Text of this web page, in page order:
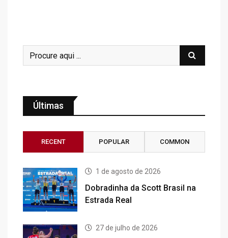
Últimas
RECENT POPULAR COMMON
1 de agosto de 2026
Dobradinha da Scott Brasil na
Estrada Real
27 de julho de 2026